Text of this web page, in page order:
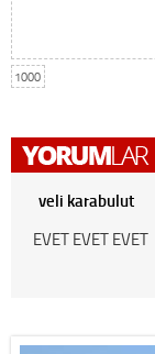
1000
veli karabulut
EVET EVET EVET